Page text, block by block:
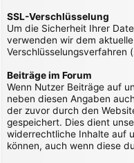
SSL-Verschlüsselung
Um die Sicherheit Ihrer
verwenden wir dem
Verschlüsselungsverfahren
Beiträge im Forum
Wenn Nutzer Beiträge auf
neben diesen Angaben
der zuvor durch den
gespeichert. Dies dient
widerrechtliche Inhalte auf
können, auch wenn diese